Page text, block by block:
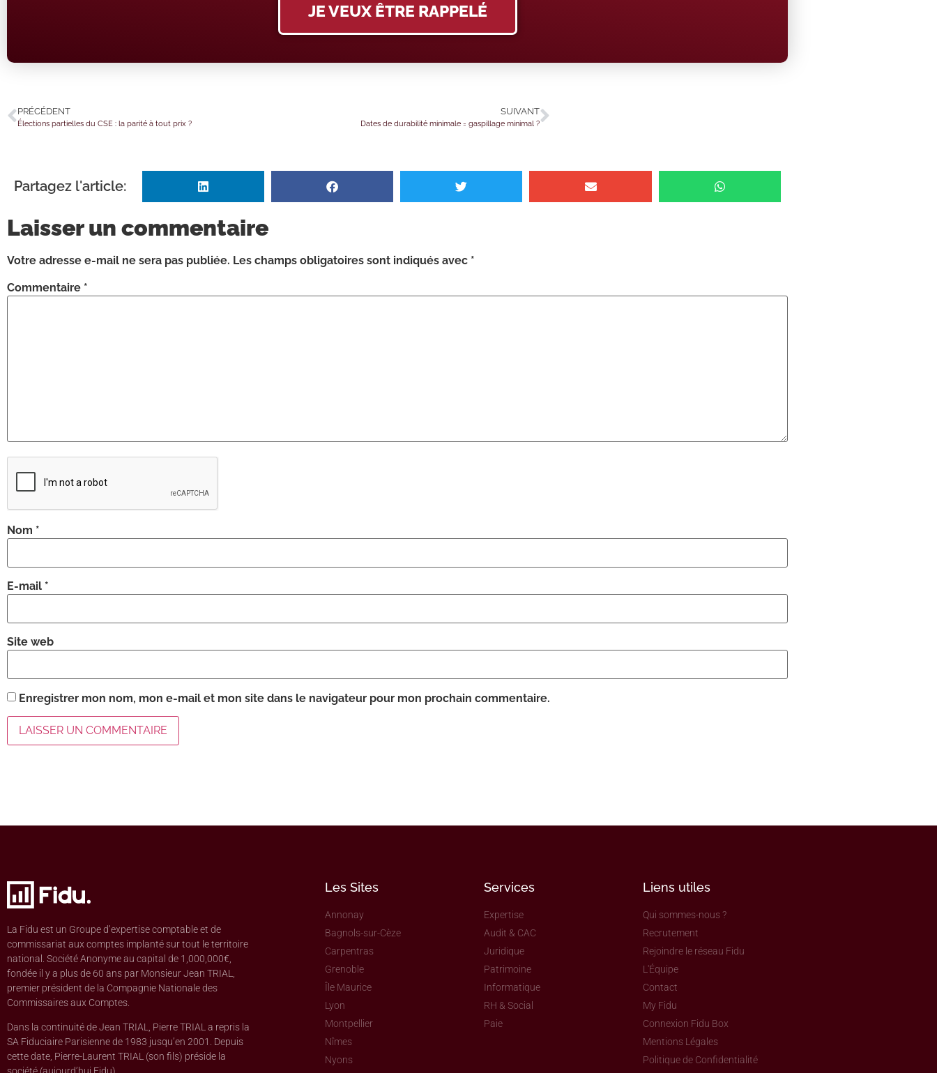
JE VEUX ÊTRE RAPPELÉ
PRÉCÉDENT
Élections partielles du CSE : la parité à tout prix ?
SUIVANT
Dates de durabilité minimale = gaspillage minimal ?
Partagez l'article:
Laisser un commentaire
Votre adresse e-mail ne sera pas publiée. Les champs obligatoires sont indiqués avec *
Commentaire *
Nom *
E-mail *
Site web
Enregistrer mon nom, mon e-mail et mon site dans le navigateur pour mon prochain commentaire.
La Fidu est un Groupe d’expertise comptable et de
commissariat aux comptes implanté sur tout le territoire
national. Société Anonyme au capital de 1,000,000€,
fondée il y a plus de 60 ans par Monsieur Jean TRIAL,
premier président de la Compagnie Nationale des
Commissaires aux Comptes.
Dans la continuité de Jean TRIAL, Pierre TRIAL a repris la
SA Fiduciaire Parisienne de 1983 jusqu’en 2001. Depuis
cette date, Pierre-Laurent TRIAL (son fils) préside la
Les Sites
Annonay
Bagnols-sur-Cèze
Carpentras
Grenoble
Île Maurice
Lyon
Montpellier
Nîmes
Nyons
Services
Expertise
Audit & CAC
Juridique
Patrimoine
Informatique
RH & Social
Paie
Liens utiles
Qui sommes-nous ?
Recrutement
Rejoindre le réseau Fidu
L'Équipe
Contact
My Fidu
Connexion Fidu Box
Mentions Légales
Politique de Confidentialité